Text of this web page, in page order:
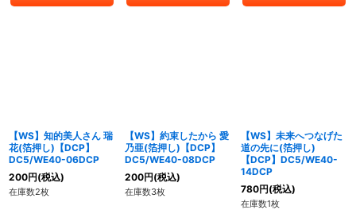
【WS】知的美人さん 瑞
花(箔押し)【DCP】
DC5/WE40-06DCP
200円(税込)
在庫数2枚
【WS】約束したから 愛
乃亜(箔押し)【DCP】
DC5/WE40-08DCP
200円(税込)
在庫数3枚
【WS】未来へつなげた
道の先に(箔押し)
【DCP】DC5/WE40-
14DCP
780円(税込)
在庫数1枚